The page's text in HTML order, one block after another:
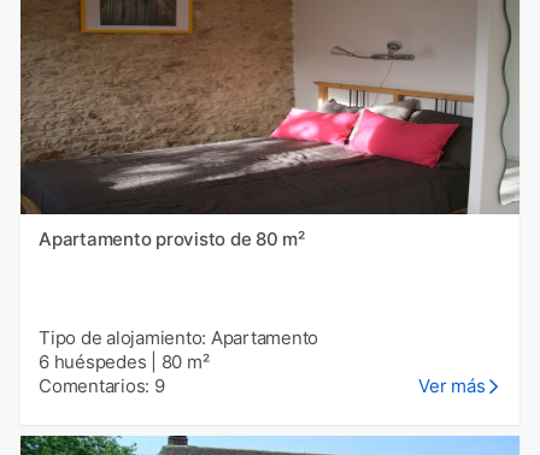
Apartamento provisto de 80 m²
Tipo de alojamiento: Apartamento
6 huéspedes
80 m²
Comentarios: 9
Ver más